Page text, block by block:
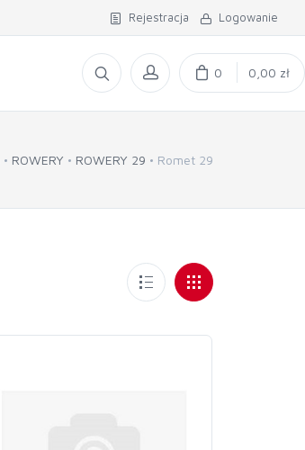
Rejestracja Logowanie
0 0,00 zł
ROWERY ROWERY 29 Romet 29